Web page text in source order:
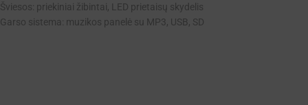
Šviesos: priekiniai žibintai, LED prietaisų skydelis
Garso sistema: muzikos panelė su MP3, USB, SD